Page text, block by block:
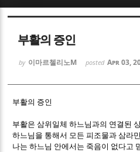
부활의 증인
by 이마르첼리노M posted Apr 03,
부활의 증인
부활은 삼위일체 하느님과의 연결된
하느님을 통해서 모든 피조물과 삼라
나는 하느님 안에서는 죽음이 없다고
Sketchbook5, 스
Sketchbook5,
Sketchbook5, 스
Sketchbook5,